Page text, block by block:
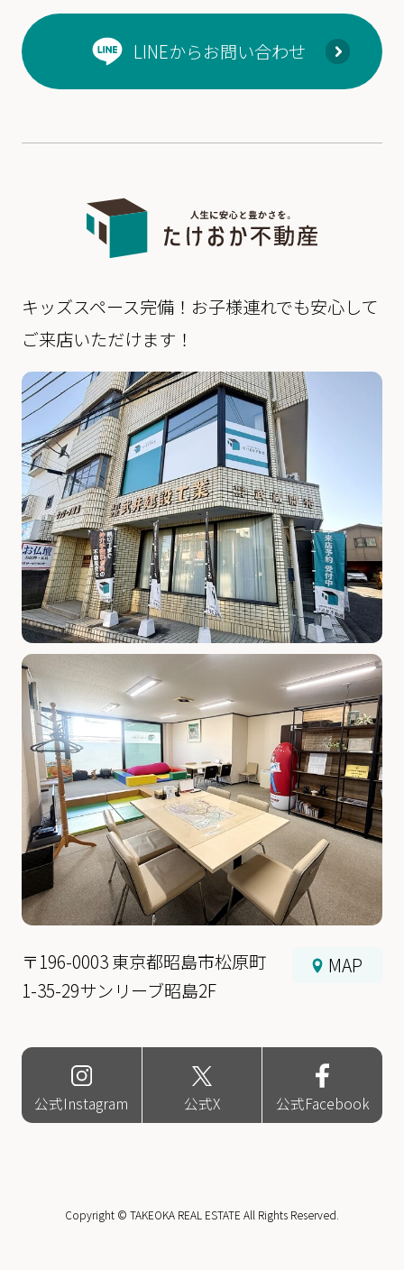
LINEからお問い合わせ
キッズスペース完備！お子様連れでも安心して
ご来店いただけます！
〒196-0003 東京都昭島市松原町
1-35-29サンリーブ昭島2F
MAP
公式Instagram 公式X 公式Facebook
Copyright © TAKEOKA REAL ESTATE All Rights Reserved.